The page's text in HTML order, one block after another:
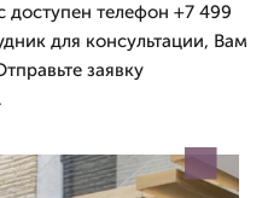
доступен телефон +7 499
для консультации, Вам
заявку